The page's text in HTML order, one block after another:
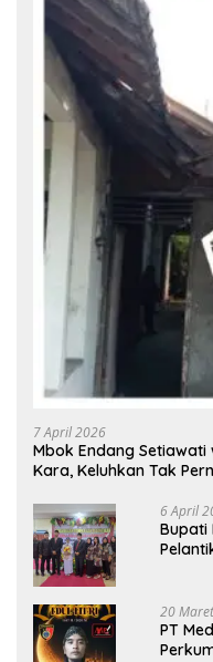
7 April 2026
Mbok Endang
Kara, Keluhkan Tak
6 April
​Bupati
20
PT